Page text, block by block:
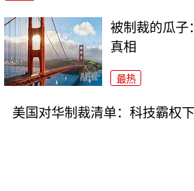
被制裁的瓜子
真相
最热
美国对华制裁清单：科技霸权